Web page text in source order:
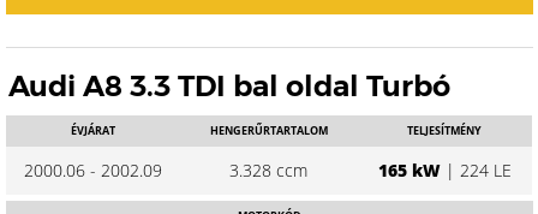
Audi A8 3.3 TDI bal oldal Turbó
ÉVJÁRAT
2000.06 - 2002.09
HENGERŰRTARTALOM
3.328 ccm
TELJESÍTMÉNY
165 kW| 224 LE